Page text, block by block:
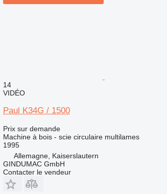
14
VIDÉO
Paul K34G / 1500
Prix sur demande
Machine à bois - scie circulaire multilames
1995
Allemagne, Kaiserslautern
GINDUMAC GmbH
Contacter le vendeur